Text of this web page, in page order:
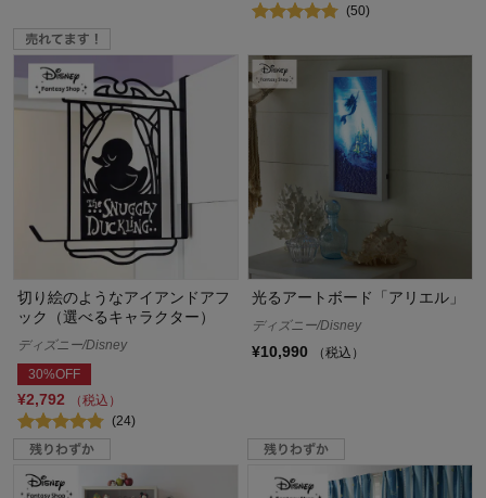
(50)
切り絵のようなアイアンドアフ
ック（選べるキャラクター）
ディズニー/Disney
30%OFF
¥2,792
（税込）
(24)
光るアートボード「アリエル」
ディズニー/Disney
¥10,990 （税込）